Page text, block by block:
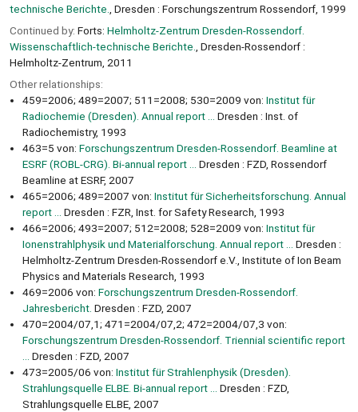
technische Berichte.
, Dresden : Forschungszentrum Rossendorf, 1999
Continued by: Forts: Helmholtz-Zentrum Dresden-Rossendorf.
Wissenschaftlich-technische Berichte.
, Dresden-Rossendorf :
Helmholtz-Zentrum, 2011
Other relationships:
459=2006; 489=2007; 511=2008; 530=2009 von: Institut für
Radiochemie (Dresden). Annual report ...
Dresden : Inst. of
Radiochemistry, 1993
463=5 von: Forschungszentrum Dresden-Rossendorf. Beamline at
ESRF (ROBL-CRG). Bi-annual report ...
Dresden : FZD, Rossendorf
Beamline at ESRF, 2007
465=2006; 489=2007 von: Institut für Sicherheitsforschung. Annual
report ...
Dresden : FZR, Inst. for Safety Research, 1993
466=2006; 493=2007; 512=2008; 528=2009 von: Institut für
Ionenstrahlphysik und Materialforschung. Annual report ...
Dresden :
Helmholtz-Zentrum Dresden-Rossendorf e.V., Institute of Ion Beam
Physics and Materials Research, 1993
469=2006 von: Forschungszentrum Dresden-Rossendorf.
Jahresbericht. Dresden : FZD, 2007
470=2004/07,1; 471=2004/07,2; 472=2004/07,3 von:
Forschungszentrum Dresden-Rossendorf. Triennial scientific report
Dresden : FZD, 2007
473=2005/06 von: Institut für Strahlenphysik (Dresden).
Strahlungsquelle ELBE. Bi-annual report ...
Dresden : FZD,
Strahlungsquelle ELBE, 2007